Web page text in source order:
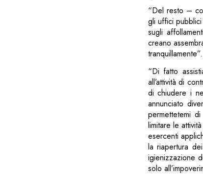
“Del resto –
gli uffici
sugli
creano
tranquillamente”.
“Di fatto
all’attività di
di chiudere i
annunciato
permettetemi
limitare le
esercenti
la riapertura
igienizzazione
solo